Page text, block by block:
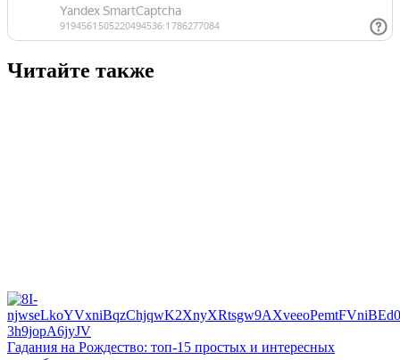
Читайте также
Гадания на Рождество: топ-15 простых и интересных